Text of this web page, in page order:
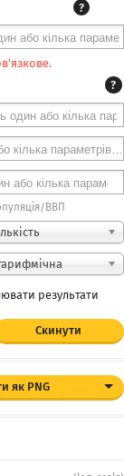
?
?
ВВП
результати
Скинути
як PNG